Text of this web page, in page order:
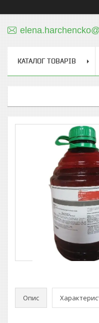
КАТАЛОГ ТОВАРІВ
Опис